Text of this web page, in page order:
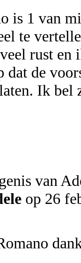
is 1 van
te
rust
dat de
Ik bel
op 26